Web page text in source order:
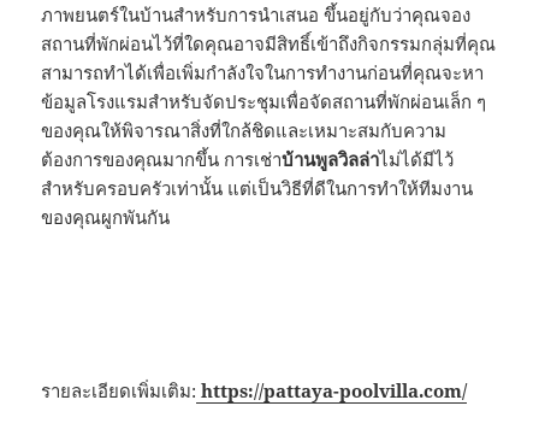
ภาพยนตร์ในบ้านสำหรับการนำเสนอ ขึ้นอยู่กับว่าคุณจอง
สถานที่พักผ่อนไว้ที่ใดคุณอาจมีสิทธิ์เข้าถึงกิจกรรมกลุ่มที่คุณ
สามารถทำได้เพื่อเพิ่มกำลังใจในการทำงานก่อนที่คุณจะหา
ข้อมูลโรงแรมสำหรับจัดประชุมเพื่อจัดสถานที่พักผ่อนเล็ก ๆ
ของคุณให้พิจารณาสิ่งที่ใกล้ชิดและเหมาะสมกับความ
ต้องการของคุณมากขึ้น การเช่าบ้านพูลวิลล่าไม่ได้มีไว้
สำหรับครอบครัวเท่านั้น แต่เป็นวิธีที่ดีในการทำให้ทีมงาน
ของคุณผูกพันกัน
รายละเอียดเพิ่มเติม: https://pattaya-poolvilla.com/